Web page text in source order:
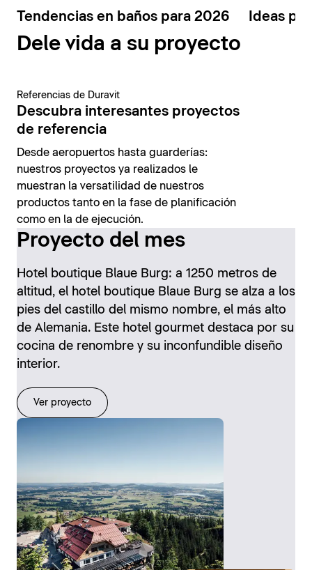
Tendencias en baños para 2026 Ideas
Dele vida a su proyecto
Referencias de Duravit
Descubra interesantes proyectos
de referencia
Desde aeropuertos hasta guarderías:
nuestros proyectos ya realizados le
muestran la versatilidad de nuestros
productos tanto en la fase de planificación
como en la de ejecución.
Proyecto del mes
Hotel boutique Blaue Burg: a 1250 metros de
altitud, el hotel boutique Blaue Burg se alza a los
pies del castillo del mismo nombre, el más alto
de Alemania. Este hotel gourmet destaca por su
cocina de renombre y su inconfundible diseño
interior.
Ver proyecto